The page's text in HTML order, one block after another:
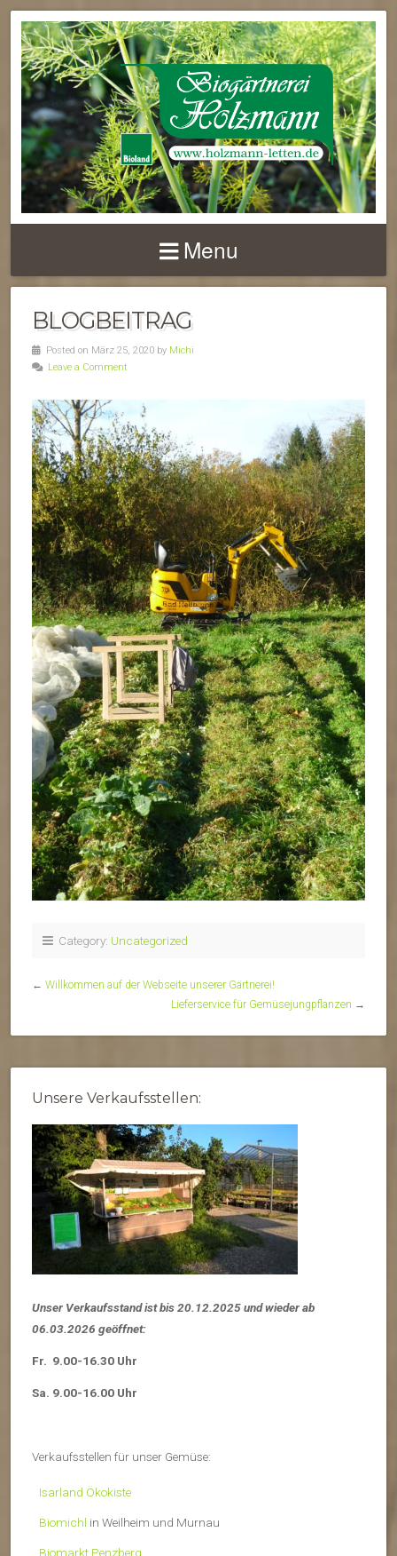
Menu
BLOGBEITRAG
Posted on März 25, 2020 by Michi
Leave a Comment
Category: Uncategorized
← Willkommen auf der Webseite unserer Gärtnerei!
Lieferservice für Gemüsejungpflanzen →
Unsere Verkaufsstellen:
Unser Verkaufsstand ist bis 20.12.2025 und wieder ab
06.03.2026 geöffnet:
Fr. 9.00-16.30 Uhr
Sa. 9.00-16.00 Uhr
Verkaufsstellen für unser Gemüse:
Isarland Ökokiste
Biomichl in Weilheim und Murnau
Biomarkt Penzberg